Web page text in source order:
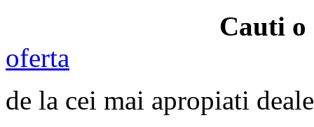
Cauti o
oferta
de la cei mai apropiati